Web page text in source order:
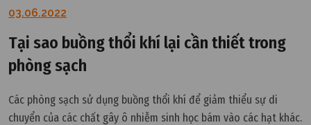
03.06.2022
Tại sao buồng thổi khí lại cần thiết trong
phòng sạch
Các phòng sạch sử dụng buồng thổi khí để giảm thiểu sự di
chuyển của các chất gây ô nhiễm sinh học bám vào các hạt khác.